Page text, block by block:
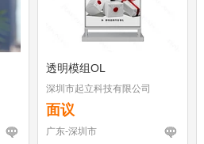
透明模组OL
深圳市起立科技有限公司
面议
广东-深圳市